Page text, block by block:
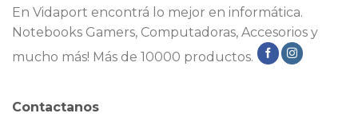
En Vidaport encontrá lo mejor en informática.
Notebooks Gamers, Computadoras, Accesorios y
mucho más! Más de 10000 productos.
Contactanos